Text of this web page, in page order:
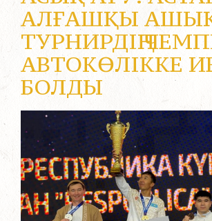
АЛҒАШҚЫ
ТУРНИРДІҢ
АВТОКӨЛІККЕ
БОЛДЫ